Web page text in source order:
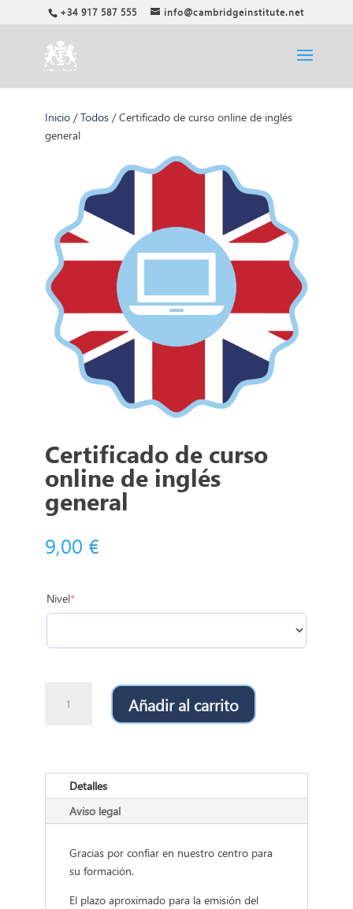
+34 917 587 555 info@cambridgeinstitute.net
Inicio/Todos/ Certificado de curso online de inglés
general
Certificado de curso
online de inglés
general
9,00 €
Nivel*
inglés
general
cantidad
Añadir al carrito
Detalles
Aviso legal
Gracias por confiar en nuestro centro para
su formación.
El plazo aproximado para la emisión del